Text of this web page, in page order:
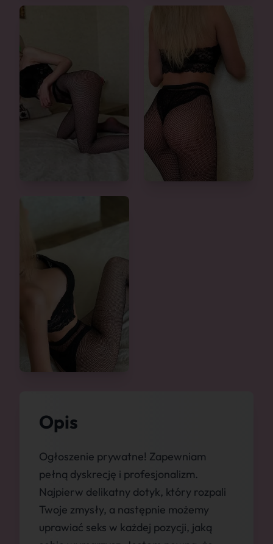
Opis
Ogłoszenie prywatne! Zapewniam
pełną dyskrecję i profesjonalizm.
Najpierw delikatny dotyk, który rozpali
Twoje zmysły, a następnie możemy
uprawiać seks w każdej pozycji, jaką